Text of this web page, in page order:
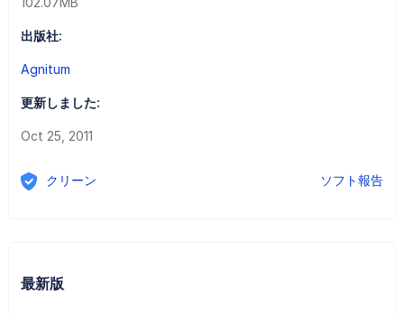
出版社:
Agnitum
更新しました:
Oct 25, 2011
クリーン ソフト報告
最新版